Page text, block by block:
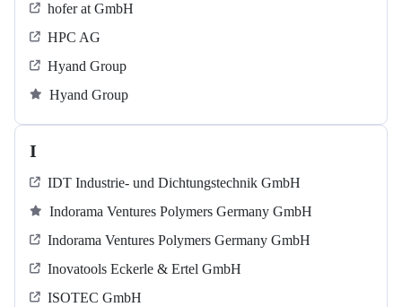
hofer at GmbH
HPC AG
Hyand Group
Hyand Group
I
IDT Industrie- und Dichtungstechnik GmbH
Indorama Ventures Polymers Germany GmbH
Indorama Ventures Polymers Germany GmbH
Inovatools Eckerle & Ertel GmbH
ISOTEC GmbH